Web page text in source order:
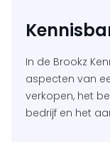
In de Brookz
aspecten van
verkopen, het
bedrijf en het